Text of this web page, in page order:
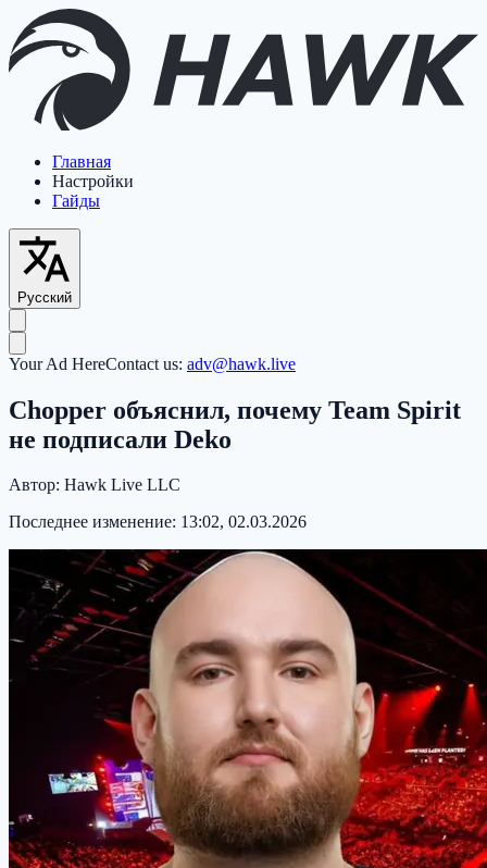
Главная
Настройки
Гайды
Русский
Your Ad HereContact us: adv@hawk.live
Chopper объяснил, почему Team Spirit
не подписали Deko
Автор: Hawk Live LLC
Последнее изменение: 13:02, 02.03.2026